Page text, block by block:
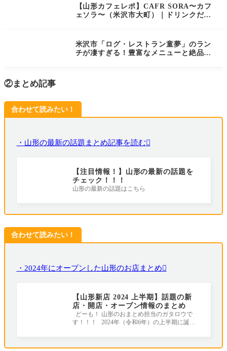
【山形カフェレポ】CAFR SORA〜カフ
ェソラ〜（米沢市大町）｜ドリンクだけ
米沢市「ログ・レストラン童夢」のラン
チが凄すぎる！豊富なメニューと絶品洋
②まとめ記事
合わせて読みたい！
・山形の最新の話題まとめ記事を読む
【注目情報！】山形の最新の話題を
チェック！！！
山形の最新の話題はこちら
合わせて読みたい！
・2024年にオープンした山形のお店まとめ
【山形新店 2024 上半期】話題の新
店・開店・オープン情報のまとめ
どーも！ 山形のおまとめ担当のガタロウで
す！！！ 2024年（令和6年）の上半期に誕生